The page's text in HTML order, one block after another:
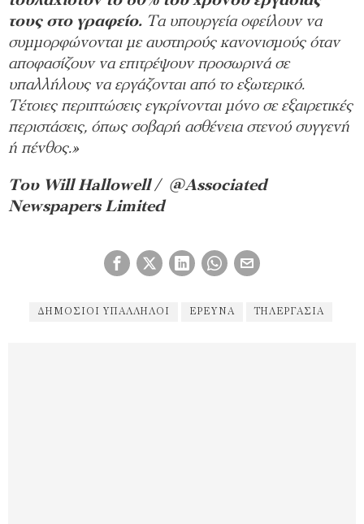
τους στο γραφείο. Τα υπουργεία οφείλουν να
συμμορφώνονται με αυστηρούς κανονισμούς όταν
αποφασίζουν να επιτρέψουν προσωρινά σε
υπαλλήλους να εργάζονται από το εξωτερικό.
Τέτοιες περιπτώσεις εγκρίνονται μόνο σε εξαιρετικές
περιστάσεις, όπως σοβαρή ασθένεια στενού συγγενή
ή πένθος.»
Του Will Hallowell / @Associated
Newspapers Limited
ΔΗΜΌΣΙΟΙ ΥΠΆΛΛΗΛΟΙ ΕΡΕΥΝΑ ΤΗΛΕΡΓΑΣΊΑ